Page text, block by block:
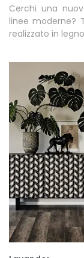
Cerchi una
linee moderne?
realizzato in